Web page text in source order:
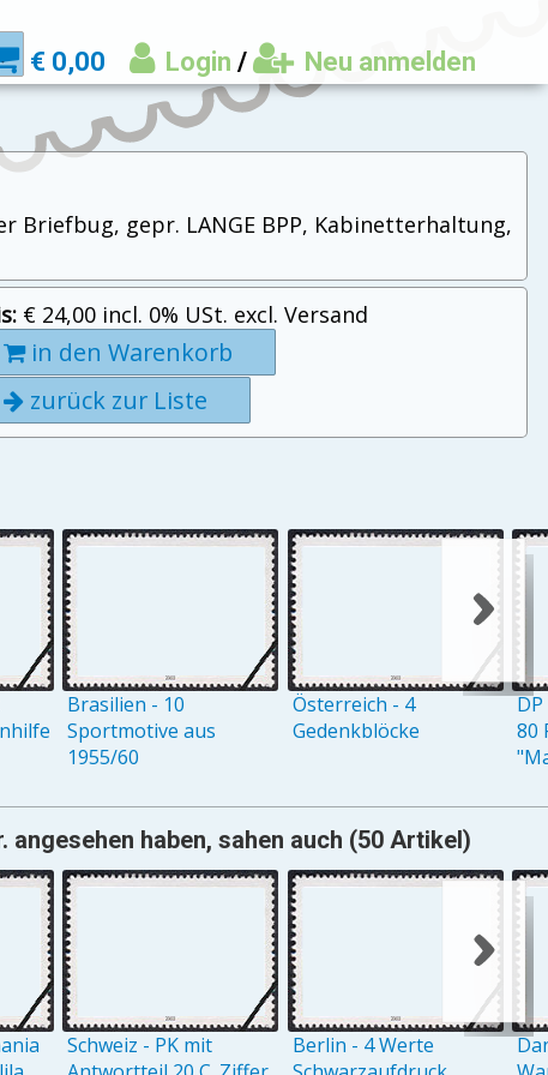
€ 0,00 Login / Neu anmelden
Briefbug, gepr. LANGE BPP, Kabinetterhaltung,
€ 24,00 incl. 0% USt. excl. Versand
in den Warenkorb
zurück zur Liste
Brasilien - 10
Sportmotive aus
1955/60
Österreich - 4
Gedenkblöcke
80
haben, sahen auch (50 Artikel)
Schweiz - PK mit
Berlin - 4 Werte